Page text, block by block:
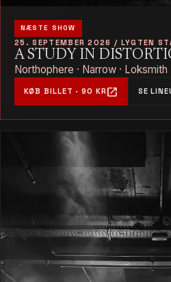
NÆSTE SHOW
25. SEPTEMBER 2026 / LYGTEN
A STUDY IN
Northophere · Narrow · Loksmith
KØB BILLET · 90 KR open_in_new SE